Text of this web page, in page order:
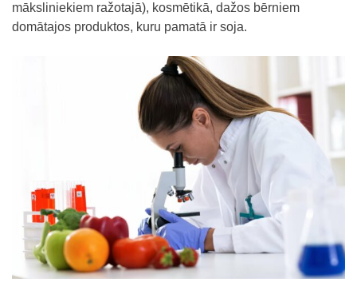
māksliniekiem ražotajā), kosmētikā, dažos bērniem
domātajos produktos, kuru pamatā ir soja.